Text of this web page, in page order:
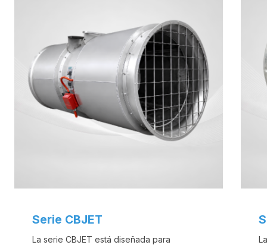
Serie CBJET
La serie CBJET está diseñada para